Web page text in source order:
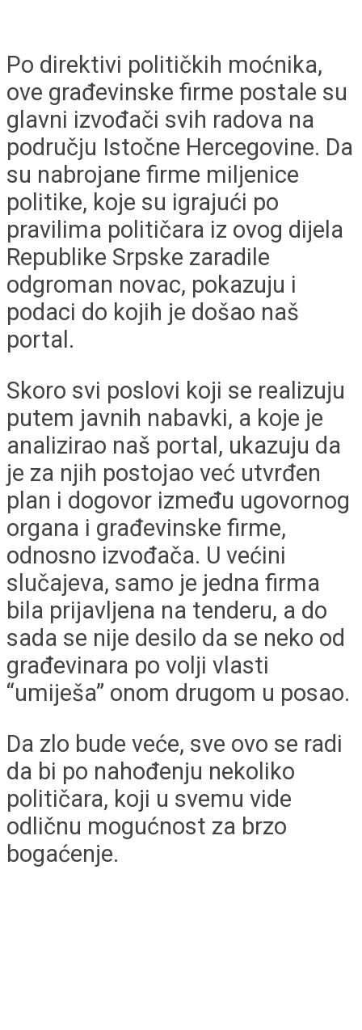
Po direktivi političkih moćnika,
ove građevinske firme postale su
glavni izvođači svih radova na
području Istočne Hercegovine. Da
su nabrojane firme miljenice
politike, koje su igrajući po
pravilima političara iz ovog dijela
Republike Srpske zaradile
odgroman novac, pokazuju i
podaci do kojih je došao naš
portal.
Skoro svi poslovi koji se realizuju
putem javnih nabavki, a koje je
analizirao naš portal, ukazuju da
je za njih postojao već utvrđen
plan i dogovor između ugovornog
organa i građevinske firme,
odnosno izvođača. U većini
slučajeva, samo je jedna firma
bila prijavljena na tenderu, a do
sada se nije desilo da se neko od
građevinara po volji vlasti
“umiješa” onom drugom u posao.
Da zlo bude veće, sve ovo se radi
da bi po nahođenju nekoliko
političara, koji u svemu vide
odličnu mogućnost za brzo
bogaćenje.